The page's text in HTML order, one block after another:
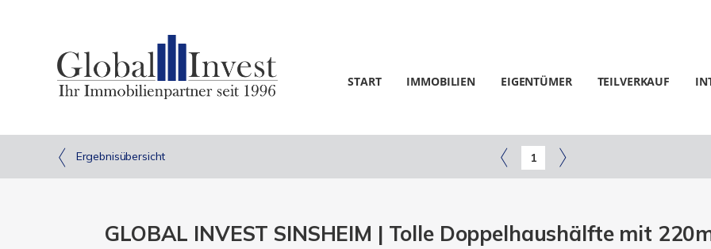
START IMMOBILIEN EIGENTÜMER TEILVERKAUF
Ergebnisübersicht 1
GLOBAL INVEST SINSHEIM | Tolle Doppelhaushälfte mit